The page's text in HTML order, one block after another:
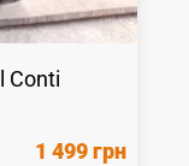
Conti
1 499 грн